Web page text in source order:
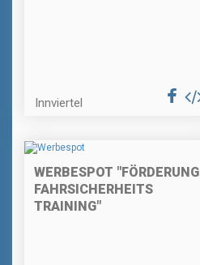
Innviertel
WERBESPOT "FÖRDERUNG
FAHRSICHERHEITS
TRAINING"